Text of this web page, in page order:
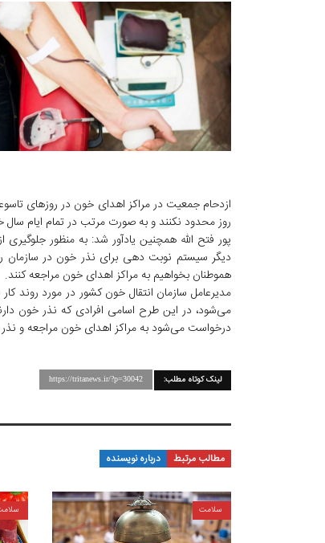
ازدحام جمعیت در مراکز اهدای خون در روزهای
روز محدود نکنند و به صورت مرتب در تمام ایام سال
پور فتح الله همچنین یادآور شد: به منظور
دیگر سیستم نوبت دهی برای نذر خون در سازمان
هموطنان بخواهیم به مراکز اهدای خون مراجعه کنند.
مدیرعامل سازمان انتقال خون کشور در مورد روند
می‌شود، در این طرح اسامی افرادی که نذر خون
درخواست می‌شود به مراکز اهدای خون مراجعه و نذر
لینک کوتاه مطلب: https://tritanews.ir/?p=30042
مطالب مرتبط درباره نویسنده
سلامت